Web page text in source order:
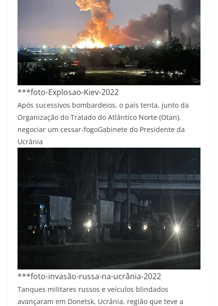
***foto-Explosao-Kiev-2022
Após sucessivos bombardeios, o país tenta, junto da
Organização do Tratado do Atlântico Norte (Otan),
negociar um cessar-fogoGabinete do Presidente da
Ucrânia
***foto-invasão-russa-na-ucrânia-2022
Tanques militares russos e veículos blindados
avançaram em Donetsk, Ucrânia, região que teve a